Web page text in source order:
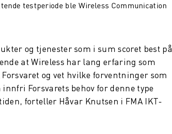
testperiode ble Wireless Communication
og tjenester som i sum scoret best på
at Wireless har lang erfaring som
og vet hvilke forventninger som
Forsvarets behov for denne type
forteller Håvar Knutsen i FMA IKT-